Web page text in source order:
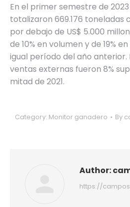
En el primer semestre de
totalizaron 669.176 toneladas
por debajo de US$ 5.000
de 10% en volumen y de 19%
igual período del año anterior.
ventas externas fueron 8%
mitad de 2021.
Category: Monitor ganadero By
Author:
https://